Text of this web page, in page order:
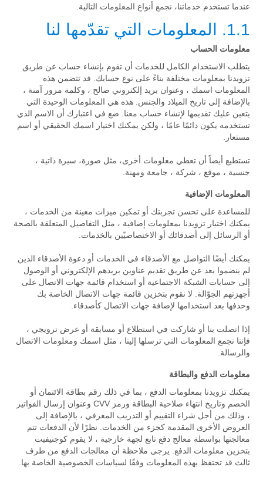
عندما تستخدم خدماتنا، نجمع أنواع المعلومات التالية.
1.1. المعلومات التي تقدّمها لنا
معلومات الحساب
يتطلب الاستخدام الكامل للخدمات أن تقوم بإنشاء حساب عن طريق
تزويدنا بمعلومات مختلفة بناءً على نوع حسابك. قد تتضمن هذه
المعلومات اسمك ، وعنوان بريد إلكتروني صالح ، وكلمة مرور آمنة ،
بالإضافة إلى تاريخ الميلاد والجنس. هذه هي المعلومات الوحيدة التي
يتعين عليك تقديمها لإنشاء حساب معنا. ضع في اعتبارك أن الاسم الذي
تستخدمه يكون دائمًا عامًا ، ولكن يمكنك اختيار اسمك الحقيقي أو اسم
مستعار.
تستطيع أيضاً أن تعطي معلومات أخرى، مثل صورة، سيرة ذاتية ،
جنسية ، موقع ، شركة ، جامعة ومهنة.
المعلومات الإضافية
للمساعدة على تحسن تجربتك أو تمكين ميزات معينة من الخدمات ،
يمكنك اختيار تزويدنا بمعلومات إضافية ، مثل التفاصيل المتعلقة بالصحة
أو الرسائل إلى أصدقائك أو الاختصاصيّين بالخدمات.
يمكنك أيضًا التواصل مع الأصدقاء في الخدمات أو دعوة الأصدقاء الذين
لم ينضموا بعد عن طريق تقديم عناوين بريدهم الإلكتروني أو الوصول
إلى حسابات الشبكة الاجتماعية أو استخدام قائمة جهات الاتصال على
أجهزتهم الجوّالة. لا نقوم بتخزين قائمة جهات الاتصال الخاصة بك
وحذفها بعد استخدامها لإضافة جهات الاتصال كأصدقاء.
إذا اتصلت بنا أو شاركت في استطلاع أو مسابقة أو عرض ترويجي ،
فإننا نجمع المعلومات التي ترسلها إلينا ، مثل اسمك ومعلومات الاتصال
والرسالة.
معلومات الدفع والبطاقة
يمكنك تزويدنا بمعلومات الدفع ، بما في ذلك رقم بطاقة الائتمان أو
الخصم وتاريخ انتهاء صلاحية البطاقة ورمز CVV وعنوان إرسال الفواتير
، وذلك من أجل شراء التقييم أو التدريب المعرفي ، بالإضافة إلى
العروض الأخرى المقدمة كجزء من الخدمات. نظرًا لأن الدفعات تتم
معالجتها بواسطة معالج دفع تابع لجهة خارجية ، لا يقوم كوجنيفيت
بتخزين معلومات الدفع. يرجى ملاحظة أن معالجات الدفع من طرف
ثالث قد تحتفظ بهذه المعلومات وفقًا لسياسات الخصوصية الخاصة بها.